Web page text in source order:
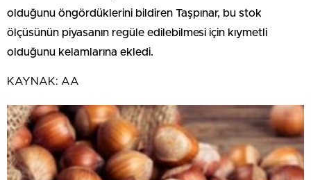
olduğunu öngördüklerini bildiren Taşpınar, bu stok
ölçüsünün piyasanın regüle edilebilmesi için kıymetli
olduğunu kelamlarına ekledi.
KAYNAK: AA